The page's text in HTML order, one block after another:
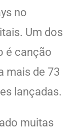
no
Um dos
é canção
mais de 73
lançadas.
muitas